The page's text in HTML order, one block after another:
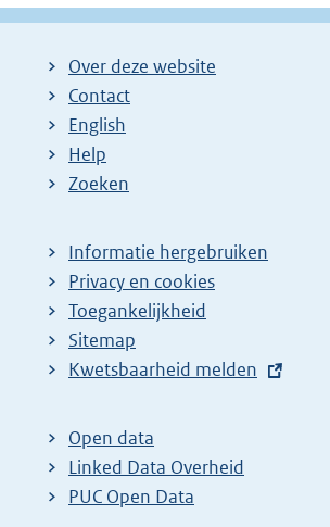
Over deze website
Contact
English
Help
Zoeken
Informatie hergebruiken
Privacy en cookies
Toegankelijkheid
Sitemap
E
t
e
r
Kwetsbaarheid melden
Open data
Linked Data Overheid
PUC Open Data